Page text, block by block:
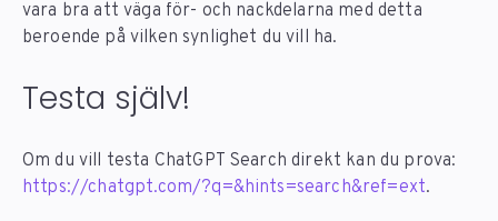
vara bra att väga för- och nackdelarna med detta
beroende på vilken synlighet du vill ha.
Testa själv!
Om du vill testa ChatGPT Search direkt kan du prova:
https://chatgpt.com/?q=&hints=search&ref=ext.